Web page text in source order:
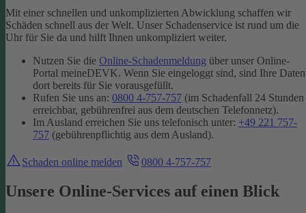
Mit einer schnellen und unkomplizierten Abwicklung schaffen wir
Schäden schnell aus der Welt. Unser Schadenservice ist rund um die
Uhr für Sie da und hilft Ihnen unkompliziert weiter.
Nutzen Sie die Online-Schadenmeldung über unser Online-
Portal meineDEVK. Wenn Sie eingeloggt sind, sind Ihre Daten
dort bereits für Sie vorausgefüllt.
Rufen Sie uns an: 0800 4-757-757 (im Schadenfall 24 Stunden
erreichbar, gebührenfrei aus dem deutschen Telefonnetz).
Im Ausland erreichen Sie uns telefonisch unter: +49 221 757-
757 (gebührenpflichtig aus dem Ausland).
Schaden online melden 0800 4-757-757
Unsere Online-Services auf einen Blick